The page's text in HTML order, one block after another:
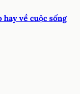
hay về cuộc sống